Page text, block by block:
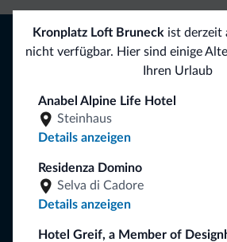
Kronplatz Loft Bruneck ist derzeit
nicht verfügbar. Hier sind einige
Ihren Urlaub
Anabel Alpine Life Hotel
Steinhaus
Details anzeigen
Residenza Domino
Selva di Cadore
Details anzeigen
Hotel Greif, a Member of
Folgen Sie
Tipps aus den
Sie erhalten Informationen,